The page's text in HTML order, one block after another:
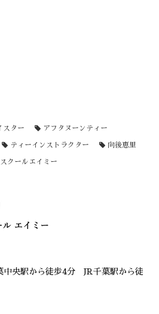
スター アフタヌーンティー
ティーインストラクター 向後恵里
クールエイミー
中央駅から徒歩4分 JR千葉駅から徒